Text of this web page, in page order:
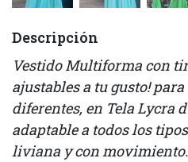
Descripción
Vestido Multiforma con
ajustables a tu gusto!
diferentes, en Tela Lycra
adaptable a todos los
liviana y con movimiento.